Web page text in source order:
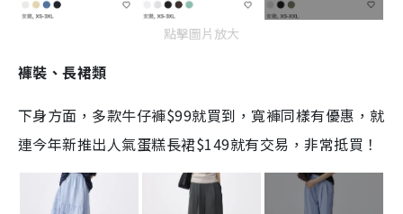
點擊圖片放大
褲裝、長裙類
下身方面，多款牛仔褲$99就買到，寬褲同樣有優惠，就
連今年新推出人氣蛋糕長裙$149就有交易，非常抵買！